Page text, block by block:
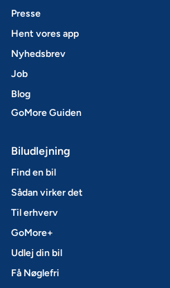
Presse
Hent vores app
Nyhedsbrev
Job
Blog
GoMore Guiden
Biludlejning
Find en bil
Sådan virker det
Til erhverv
GoMore+
Udlej din bil
Få Nøglefri